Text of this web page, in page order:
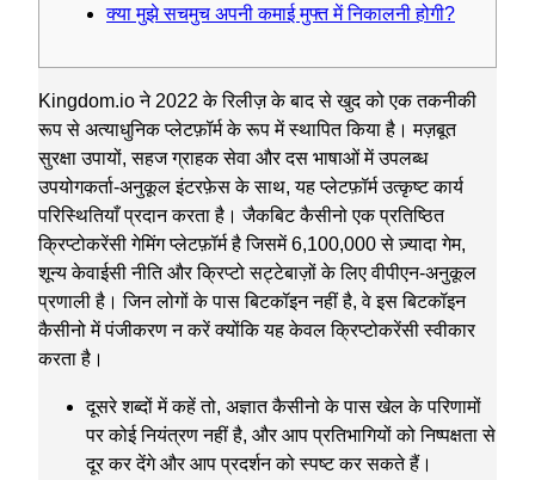
क्या मुझे सचमुच अपनी कमाई मुफ्त में निकालनी होगी?
Kingdom.io ने 2022 के रिलीज़ के बाद से खुद को एक तकनीकी
रूप से अत्याधुनिक प्लेटफ़ॉर्म के रूप में स्थापित किया है। मज़बूत
सुरक्षा उपायों, सहज ग्राहक सेवा और दस भाषाओं में उपलब्ध
उपयोगकर्ता-अनुकूल इंटरफ़ेस के साथ, यह प्लेटफ़ॉर्म उत्कृष्ट कार्य
परिस्थितियाँ प्रदान करता है। जैकबिट कैसीनो एक प्रतिष्ठित
क्रिप्टोकरेंसी गेमिंग प्लेटफ़ॉर्म है जिसमें 6,100,000 से ज़्यादा गेम,
शून्य केवाईसी नीति और क्रिप्टो सट्टेबाज़ों के लिए वीपीएन-अनुकूल
प्रणाली है। जिन लोगों के पास बिटकॉइन नहीं है, वे इस बिटकॉइन
कैसीनो में पंजीकरण न करें क्योंकि यह केवल क्रिप्टोकरेंसी स्वीकार
करता है।
दूसरे शब्दों में कहें तो, अज्ञात कैसीनो के पास खेल के परिणामों
पर कोई नियंत्रण नहीं है, और आप प्रतिभागियों को निष्पक्षता से
दूर कर देंगे और आप प्रदर्शन को स्पष्ट कर सकते हैं।